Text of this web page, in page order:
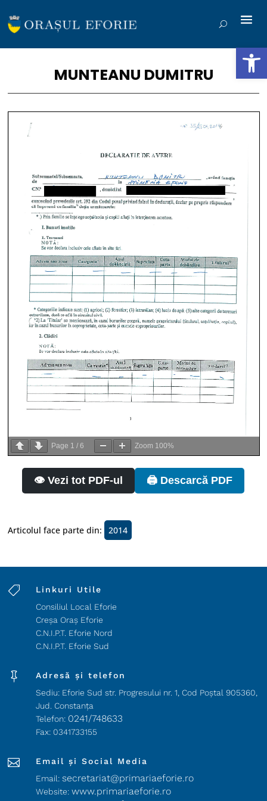
MUNTEANU DUMITRU
Page 1 /6 Zoom 100%
👁️ Vezi tot PDF-ul 🖨️ Descarcă PDF
Articolul face parte din: 2014

Linkuri Utile
Consiliul Local Eforie
Creșa Oraș Eforie
C.N.I.P.T. Eforie Nord
C.N.I.P.T. Eforie Sud

Adresă și telefon
Sediu: Eforie Sud str. Progresului nr. 1, Cod Poştal 905360,
Jud. Constanţa
Telefon: 0241/748633
Fax: 0341733155

Email și Social Media
Email:secretariat@primariaeforie.ro
Website:www.primariaeforie.ro